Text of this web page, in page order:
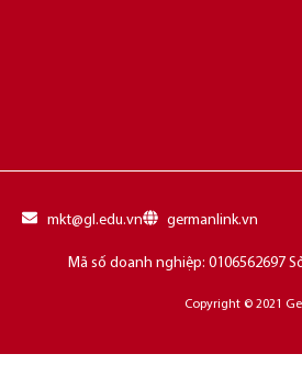
mkt@gl.edu.vn germanlink.vn
Mã số doanh nghiệp: 0106562697
Copyright © 2021